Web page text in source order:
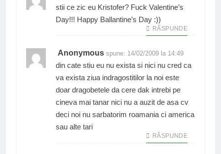
stii ce zic eu Kristofer? Fuck Valentine’s
Day!!! Happy Ballantine’s Day :))
RĂSPUNDE
Anonymous spune: 14/02/2009 la 14:49
din cate stiu eu nu exista si nici nu cred ca
va exista ziua indragostitilor la noi este
doar dragobetele da cere dak intrebi pe
cineva mai tanar nici nu a auzit de asa cv
deci noi nu sarbatorim roamania ci america
sau alte tari
RĂSPUNDE